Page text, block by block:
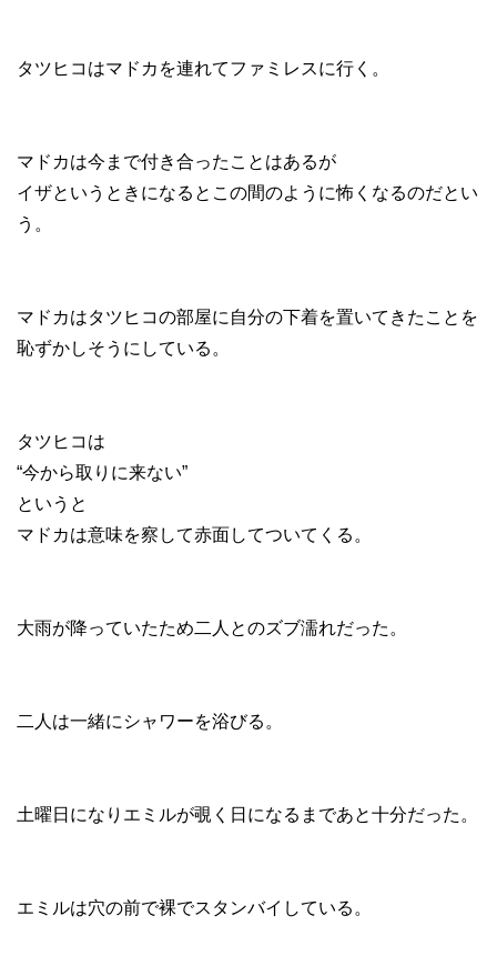
タツヒコはマドカを連れてファミレスに行く。
マドカは今まで付き合ったことはあるが
イザというときになるとこの間のように怖くなるのだとい
う。
マドカはタツヒコの部屋に自分の下着を置いてきたことを
恥ずかしそうにしている。
タツヒコは
“今から取りに来ない”
というと
マドカは意味を察して赤面してついてくる。
大雨が降っていたため二人とのズブ濡れだった。
二人は一緒にシャワーを浴びる。
土曜日になりエミルが覗く日になるまであと十分だった。
エミルは穴の前で裸でスタンバイしている。